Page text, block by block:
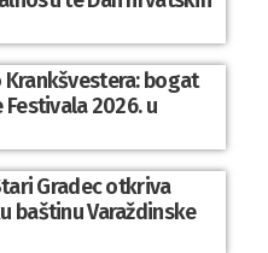
Krankšvestera: bogat
2026. u
Gradec otkriva
baštinu Varaždinske